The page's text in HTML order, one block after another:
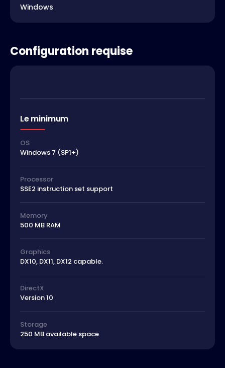
Windows
Configuration requise
Le minimum
OS
Windows 7 (SP1+)
Processor
SSE2 instruction set support
Memory
500 MB RAM
Graphics
DX10, DX11, DX12 capable.
DirectX
Version 10
Storage
250 MB available space